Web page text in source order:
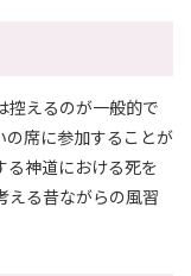
控えるのが一般的で
の席に参加することが
る神道における死を
える昔ながらの風習